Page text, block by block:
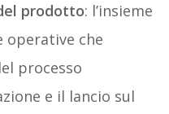
prodotto: l’insieme
che
processo
e il lancio sul